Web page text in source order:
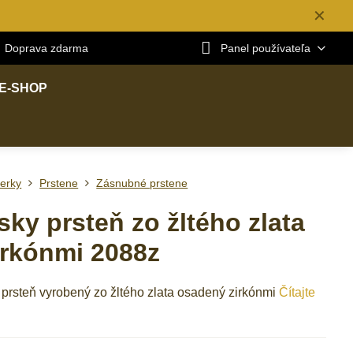
✕
Doprava zdarma Panel používateľa
E-SHOP
Prstene Zásnubné prstene
prsteň zo žltého zlata
2088z
vyrobený zo žltého zlata osadený zirkónmiČítajte